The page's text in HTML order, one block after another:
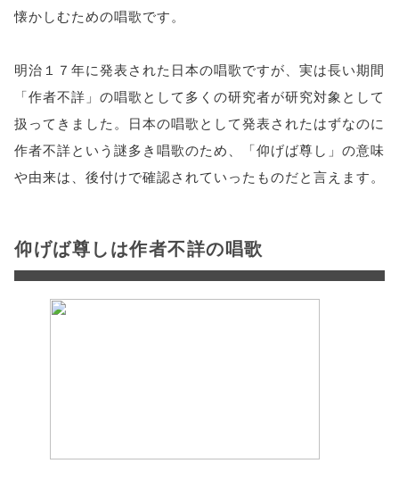
懐かしむための唱歌です。
明治１７年に発表された日本の唱歌ですが、実は長い期間
「作者不詳」の唱歌として多くの研究者が研究対象として
扱ってきました。日本の唱歌として発表されたはずなのに
作者不詳という謎多き唱歌のため、「仰げば尊し」の意味
や由来は、後付けで確認されていったものだと言えます。
仰げば尊しは作者不詳の唱歌